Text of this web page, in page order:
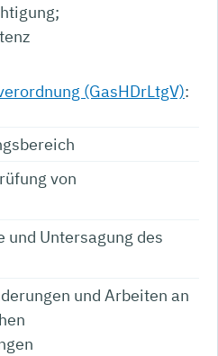
(GasHDrLtgV):
von
Untersagung des
und Arbeiten an